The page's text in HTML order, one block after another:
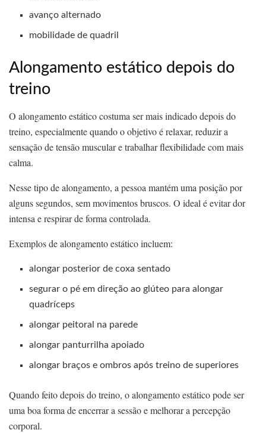
avanço alternado
mobilidade de quadril
Alongamento estático depois do
treino
O alongamento estático costuma ser mais indicado depois do
treino, especialmente quando o objetivo é relaxar, reduzir a
sensação de tensão muscular e trabalhar flexibilidade com mais
calma.
Nesse tipo de alongamento, a pessoa mantém uma posição por
alguns segundos, sem movimentos bruscos. O ideal é evitar dor
intensa e respirar de forma controlada.
Exemplos de alongamento estático incluem:
alongar posterior de coxa sentado
segurar o pé em direção ao glúteo para alongar
quadríceps
alongar peitoral na parede
alongar panturrilha apoiado
alongar braços e ombros após treino de superiores
Quando feito depois do treino, o alongamento estático pode ser
uma boa forma de encerrar a sessão e melhorar a percepção
corporal.